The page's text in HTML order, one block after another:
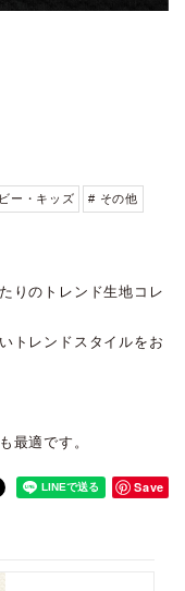
ー・キッズ # その他
りのトレンド生地コレ
トレンドスタイルをお
最適です。
Save